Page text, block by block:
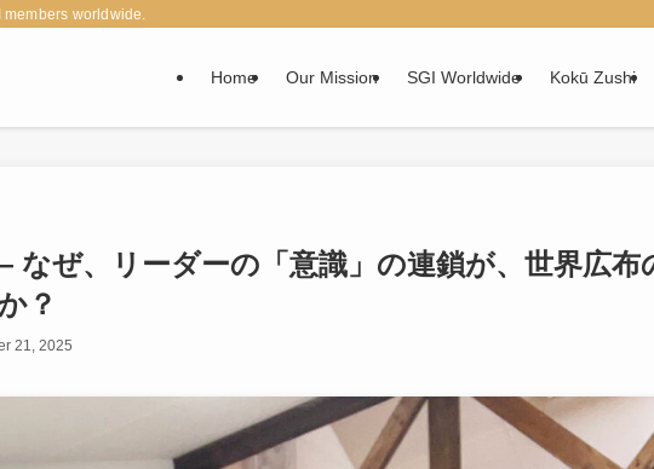
worldwide.
Home Our Mission SGI Worldwide Kokū Zushi
なぜ、リーダーの「意識」の連鎖が、世界広布
？
21, 2025